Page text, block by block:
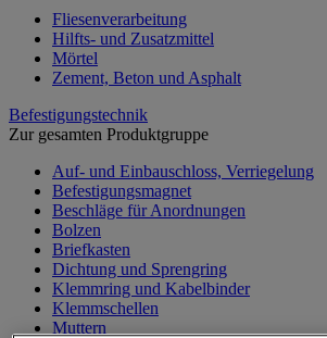
Fliesenverarbeitung
Hilfts- und Zusatzmittel
Mörtel
Zement, Beton und Asphalt
Befestigungstechnik
Zur gesamten Produktgruppe
Auf- und Einbauschloss, Verriegelung
Befestigungsmagnet
Beschläge für Anordnungen
Bolzen
Briefkasten
Dichtung und Sprengring
Klemmring und Kabelbinder
Klemmschellen
Muttern